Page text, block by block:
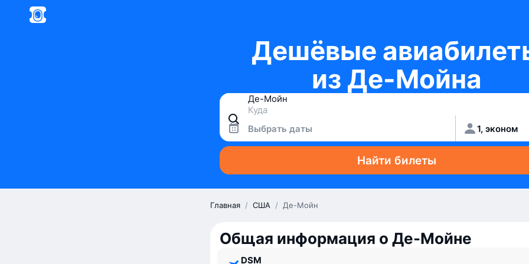
Дешёвые
из Де-Мойна
Выбрать даты 1, эконом
Найти билеты
Главная / США / Де-Мойн
Общая информация о Де-Мойне
DSM